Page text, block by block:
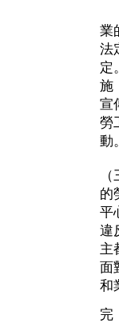
業
法
定
施
宣
勞
動。
的
平
違
主
面
和
完